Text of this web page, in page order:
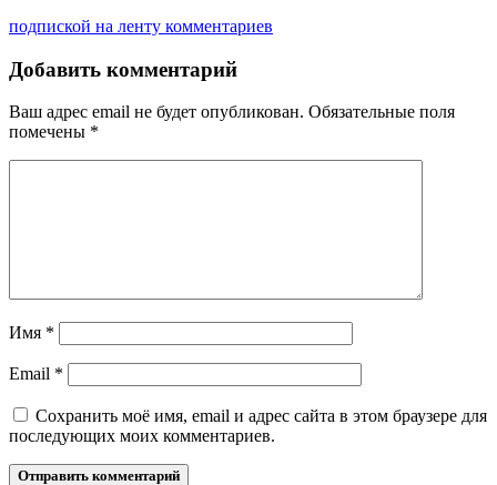
подпиской на ленту комментариев
Добавить комментарий
Ваш адрес email не будет опубликован. Обязательные поля
помечены *
Имя *
Email *
Сохранить моё имя, email и адрес сайта в этом браузере для
последующих моих комментариев.